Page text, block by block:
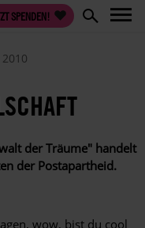
SPENDEN!
2010
der ­Träume" handelt
der Postapartheid.
wow, bist du cool